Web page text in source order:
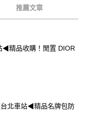
推薦文章
精品收購！閒置 DIOR
北車站◀精品名牌包防